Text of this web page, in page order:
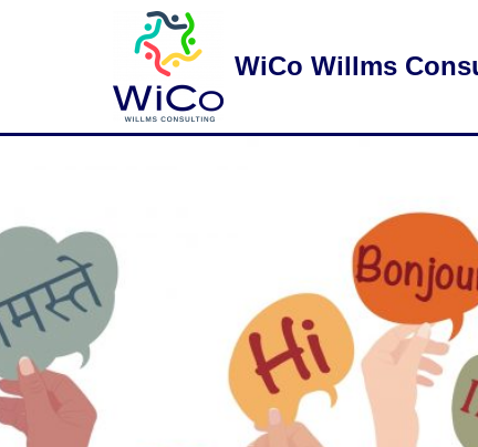
WiCo Willms